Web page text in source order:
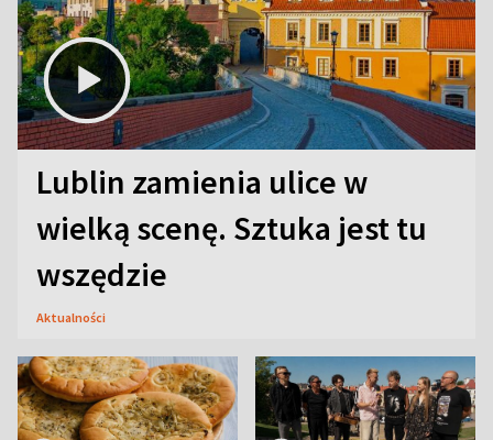
Lublin zamienia ulice w
wielką scenę. Sztuka jest tu
wszędzie
Aktualności